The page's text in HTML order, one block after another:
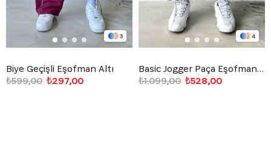
3
Biye Geçişli Eşofman Altı
₺297,00
₺599,00
4
Basic Jogger Paça Eşofman Altı
₺528,00
₺1.099,00